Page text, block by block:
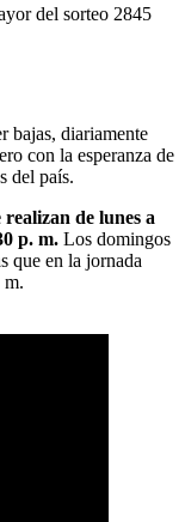
del sorteo 2845
bajas, diariamente
con la esperanza de
del país.
de lunes a
p. m. Los domingos
que en la jornada
m.